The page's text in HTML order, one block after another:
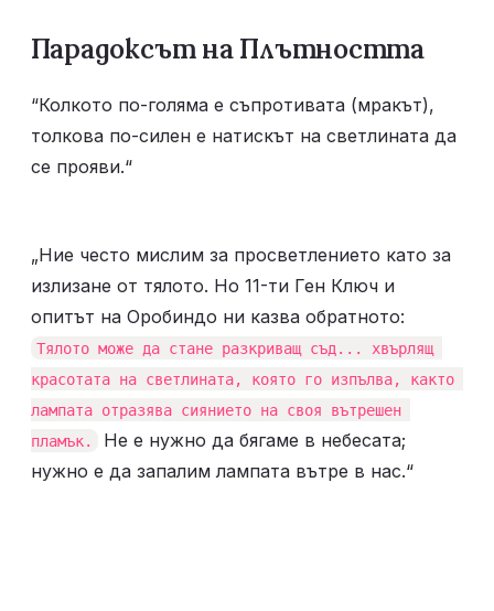
Парадоксът на Плътността
“Колкото по-голяма е съпротивата (мракът),
толкова по-силен е натискът на светлината да
се прояви.“
„Ние често мислим за просветлението като за
излизане от тялото. Но 11-ти Ген Ключ и
Тялото може да стане разкриващ съд... хвърлящ
красотата на светлината, която го изпълва, както
лампата отразява сиянието на своя вътрешен
пламък.
Не е нужно да бягаме в небесата;
нужно е да запалим лампата вътре в нас.“